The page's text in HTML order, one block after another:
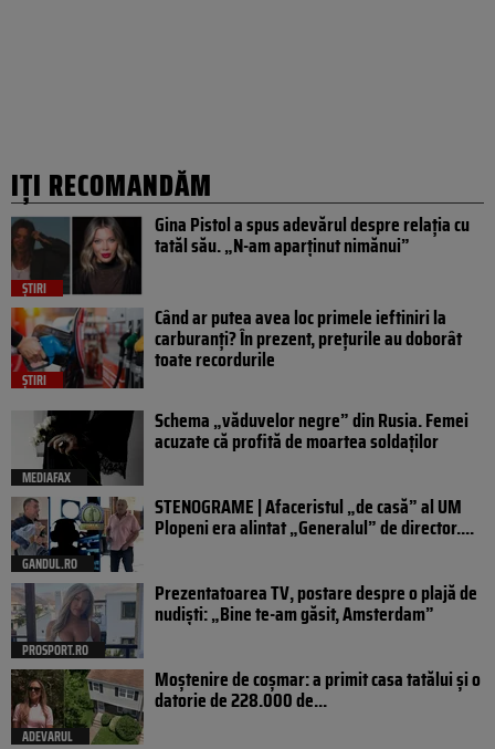
IȚI RECOMANDĂM
ȘTIRI
Gina Pistol a spus adevărul despre relația cu
tatăl său. „N-am aparținut nimănui”
ȘTIRI
Când ar putea avea loc primele ieftiniri la
carburanți? În prezent, prețurile au doborât
toate recordurile
MEDIAFAX
Schema „văduvelor negre” din Rusia. Femei
acuzate că profită de moartea soldaților
GANDUL.RO
STENOGRAME | Afaceristul „de casă” al UM
Plopeni era alintat „Generalul” de director....
PROSPORT.RO
Prezentatoarea TV, postare despre o plajă de
nudiști: „Bine te-am găsit, Amsterdam”
ADEVARUL
Moștenire de coșmar: a primit casa tatălui și o
datorie de 228.000 de...